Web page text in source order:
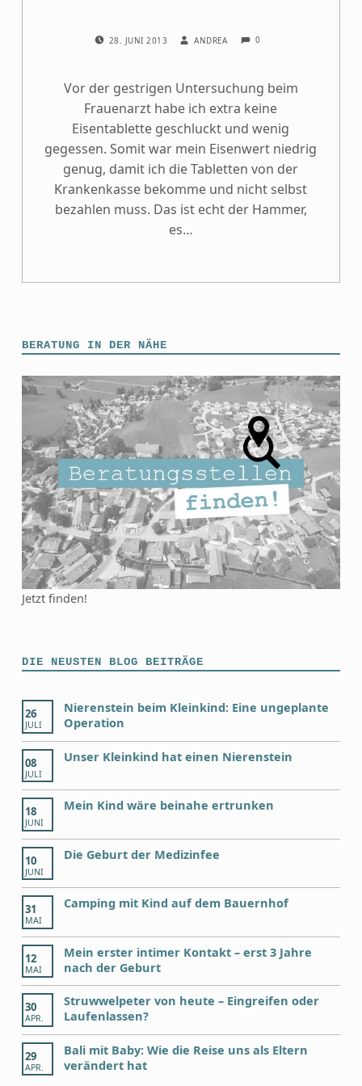
28. JUNI 2013 ANDREA 0
Vor der gestrigen Untersuchung beim
Frauenarzt habe ich extra keine
Eisentablette geschluckt und wenig
gegessen. Somit war mein Eisenwert niedrig
genug, damit ich die Tabletten von der
Krankenkasse bekomme und nicht selbst
bezahlen muss. Das ist echt der Hammer,
es…
BERATUNG IN DER NÄHE
Jetzt finden!
DIE NEUSTEN BLOG BEITRÄGE
26
JULI
Nierenstein beim Kleinkind: Eine ungeplante
Operation
08
JULI
Unser Kleinkind hat einen Nierenstein
18
JUNI
Mein Kind wäre beinahe ertrunken
10
JUNI
Die Geburt der Medizinfee
31
MAI
Camping mit Kind auf dem Bauernhof
12
MAI
Mein erster intimer Kontakt – erst 3 Jahre
nach der Geburt
30
APR.
Struwwelpeter von heute – Eingreifen oder
Laufenlassen?
29
APR.
Bali mit Baby: Wie die Reise uns als Eltern
verändert hat